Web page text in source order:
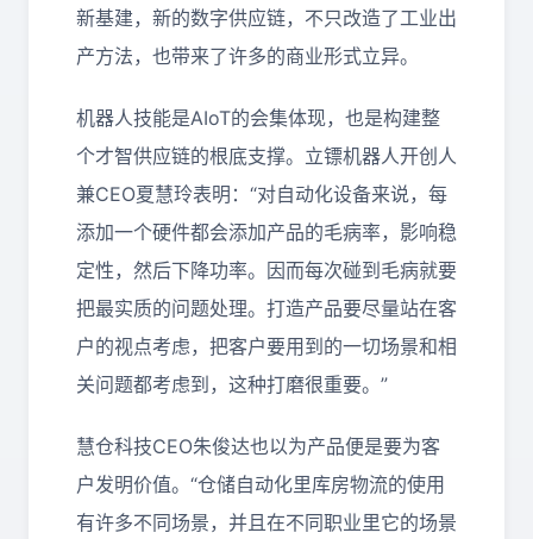
新基建，新的数字供应链，不只改造了工业出
产方法，也带来了许多的商业形式立异。
机器人技能是AIoT的会集体现，也是构建整
个才智供应链的根底支撑。立镖机器人开创人
兼CEO夏慧玲表明：“对自动化设备来说，每
添加一个硬件都会添加产品的毛病率，影响稳
定性，然后下降功率。因而每次碰到毛病就要
把最实质的问题处理。打造产品要尽量站在客
户的视点考虑，把客户要用到的一切场景和相
关问题都考虑到，这种打磨很重要。”
慧仓科技CEO朱俊达也以为产品便是要为客
户发明价值。“仓储自动化里库房物流的使用
有许多不同场景，并且在不同职业里它的场景